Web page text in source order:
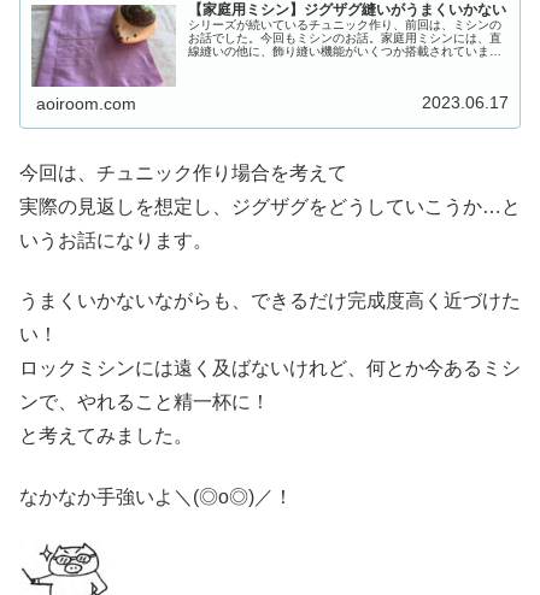
【家庭用ミシン】ジグザグ縫いがうまくいかない
シリーズが続いているチュニック作り、前回は、ミシンの
お話でした。今回もミシンのお話。家庭用ミシンには、直
線縫いの他に、飾り縫い機能がいくつか搭載されていま
aoiroom.com 2023.06.17
今回は、チュニック作り場合を考えて
実際の見返しを想定し、ジグザグをどうしていこうか…と
いうお話になります。
うまくいかないながらも、できるだけ完成度高く近づけた
い！
ロックミシンには遠く及ばないけれど、何とか今あるミシ
ンで、やれること精一杯に！
と考えてみました。
なかなか手強いよ＼(◎o◎)／！